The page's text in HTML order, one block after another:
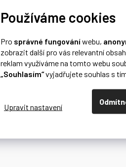
Používáme cookies
Pro správné fungováníwebu,
zobrazit další pro vás relevantní
reklam využíváme na tomto webu
„Souhlasím“vyjadřujete souhlas s